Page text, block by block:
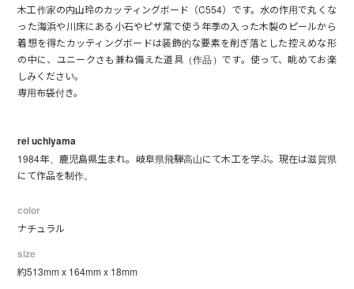
木工作家の内山玲のカッティングボード（C554）です。水の作用で丸くな
った海浜や川床にある小石やピザ窯で使う年季の入った木製のピールから
着想を得たカッティングボードは装飾的な要素を削ぎ落とした控えめな形
の中に、ユニークさも兼ね備えた道具（作品）です。使って、眺めてお楽
しみください。
専用布袋付き。
rei uchiyama
1984年、鹿児島県生まれ。岐阜県飛騨高山にて木工を学ぶ。現在は滋賀県
にて作品を制作。
color
ナチュラル
size
約513mm x 164mm x 18mm